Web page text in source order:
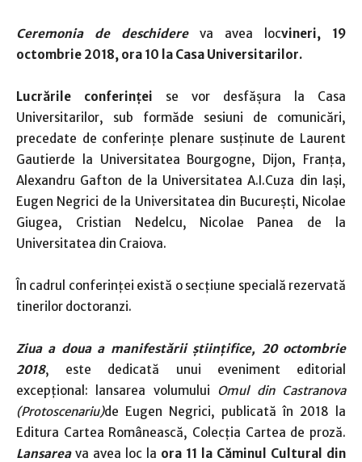
Ceremonia de deschidereva avea locvineri, 19
octombrie 2018, ora 10 la Casa Universitarilor.
Lucrările conferinței se vor desfășura la Casa
Universitarilor, sub formăde sesiuni de comunicări,
precedate de conferințe plenare susținute de Laurent
Gautierde la Universitatea Bourgogne, Dijon, Franța,
Alexandru Gafton de la Universitatea A.I.Cuza din Iași,
Eugen Negrici de la Universitatea din București, Nicolae
Giugea, Cristian Nedelcu, Nicolae Panea de la
Universitatea din Craiova.
În cadrul conferinței există o secțiune specială rezervată
tinerilor doctoranzi.
Ziua a doua a manifestării științifice, 20 octombrie
2018, este dedicată unui eveniment editorial
excepțional: lansarea volumului Omul din Castranova
(Protoscenariu)de Eugen Negrici, publicată în 2018 la
Editura Cartea Românească, Colecția Cartea de proză.
Lansareava avea loc la ora 11 la Căminul Cultural din